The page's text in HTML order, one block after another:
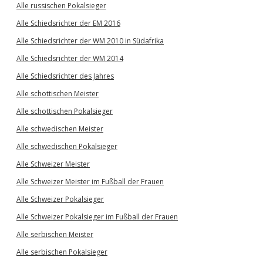
Alle russischen Pokalsieger
Alle Schiedsrichter der EM 2016
Alle Schiedsrichter der WM 2010 in Südafrika
Alle Schiedsrichter der WM 2014
Alle Schiedsrichter des Jahres
Alle schottischen Meister
Alle schottischen Pokalsieger
Alle schwedischen Meister
Alle schwedischen Pokalsieger
Alle Schweizer Meister
Alle Schweizer Meister im Fußball der Frauen
Alle Schweizer Pokalsieger
Alle Schweizer Pokalsieger im Fußball der Frauen
Alle serbischen Meister
Alle serbischen Pokalsieger